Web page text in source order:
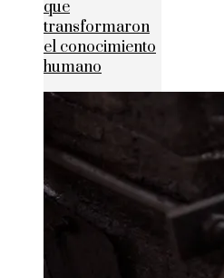
que
transformaron
el conocimiento
humano